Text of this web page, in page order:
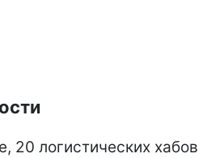
20 логистических хабов